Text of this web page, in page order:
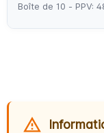
Boîte de 10 - PPV: